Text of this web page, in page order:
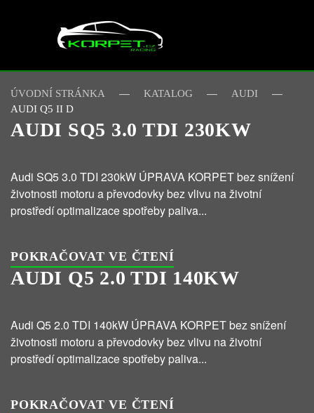
Skip to main content
ÚVODNÍ STRÁNKA KATALOG
AUDI
AUDI Q5 II D
AUDI SQ5 3.0 TDI 230KW
Audi SQ5 3.0 TDI 230kW ÚPRAVA KORPET bez snížení
životnosti motoru a převodovky bez vlivu na životní
prostředí optimalizace spotřeby paliva...
POKRAČOVAT VE ČTENÍ
AUDI Q5 2.0 TDI 140KW
Audi Q5 2.0 TDI 140kW ÚPRAVA KORPET bez snížení
životnosti motoru a převodovky bez vlivu na životní
prostředí optimalizace spotřeby paliva...
POKRAČOVAT VE ČTENÍ